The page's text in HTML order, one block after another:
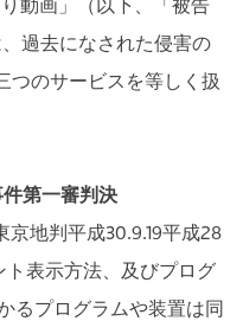
動画」（以下、「被告
過去になされた侵害の
つのサービスを等しく扱
第一審判決
地判平成30.9.19平成28
ト表示方法、及びプログ
るプログラムや装置は同